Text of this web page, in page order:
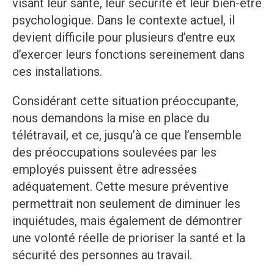
visant leur santé, leur sécurité et leur bien-être
psychologique. Dans le contexte actuel, il
devient difficile pour plusieurs d’entre eux
d’exercer leurs fonctions sereinement dans
ces installations.
Considérant cette situation préoccupante,
nous demandons la mise en place du
télétravail, et ce, jusqu’à ce que l’ensemble
des préoccupations soulevées par les
employés puissent être adressées
adéquatement. Cette mesure préventive
permettrait non seulement de diminuer les
inquiétudes, mais également de démontrer
une volonté réelle de prioriser la santé et la
sécurité des personnes au travail.